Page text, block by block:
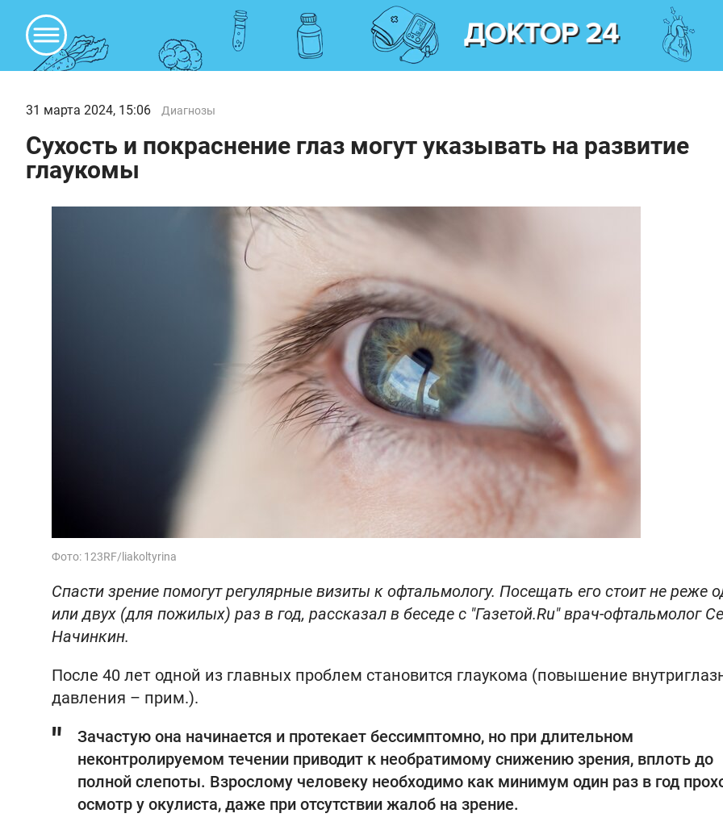
31 марта 2024, 15:06 Диагнозы
Сухость и покраснение глаз могут указывать на развитие
глаукомы
Фото: 123RF/liakoltyrina
Спасти зрение помогут регулярные визиты к офтальмологу. Посещать его стоит не реже
или двух (для пожилых) раз в год, рассказал в беседе с "Газетой.Ru" врач-офтальмолог
Начинкин.
После 40 лет одной из главных проблем становится глаукома (повышение
давления – прим.).
Зачастую она начинается и протекает бессимптомно, но при длительном
неконтролируемом течении приводит к необратимому снижению зрения, вплоть до
полной слепоты. Взрослому человеку необходимо как минимум один раз в год
осмотр у окулиста, даже при отсутствии жалоб на зрение.